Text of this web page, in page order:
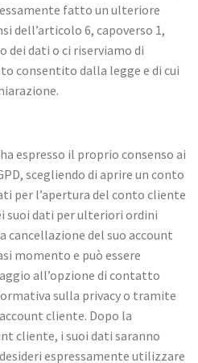
fatto un ulteriore
dell’articolo 6, capoverso 1,
dei dati o ci riserviamo di
consentito dalla legge e di cui
espresso il proprio consenso ai
scegliendo di aprire un conto
per l’apertura del conto cliente
suoi dati per ulteriori ordini
cancellazione del suo account
momento e può essere
all’opzione di contatto
sulla privacy o tramite
cliente. Dopo la
cliente, i suoi dati saranno
espressamente utilizzare